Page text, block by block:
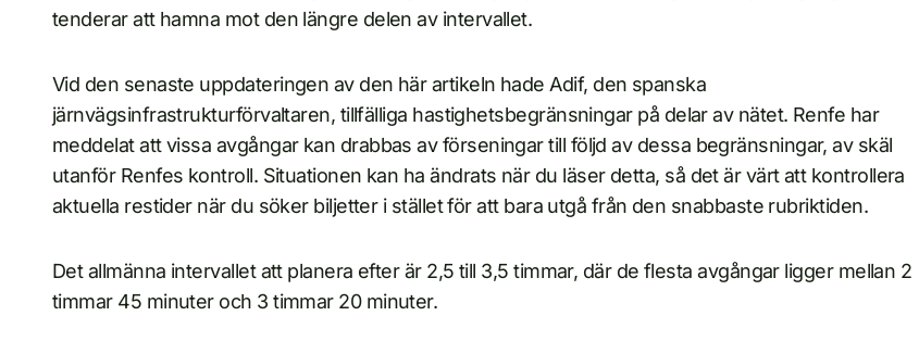
tenderar att hamna mot den längre delen av intervallet.
Vid den senaste uppdateringen av den här artikeln hade Adif, den spanska
järnvägsinfrastrukturförvaltaren, tillfälliga hastighetsbegränsningar på delar av nätet. Renfe har
meddelat att vissa avgångar kan drabbas av förseningar till följd av dessa begränsningar, av skäl
utanför Renfes kontroll. Situationen kan ha ändrats när du läser detta, så det är värt att kontrollera
aktuella restider när du söker biljetter i stället för att bara utgå från den snabbaste rubriktiden.
Det allmänna intervallet att planera efter är 2,5 till 3,5 timmar, där de flesta avgångar ligger mellan 2
timmar 45 minuter och 3 timmar 20 minuter.